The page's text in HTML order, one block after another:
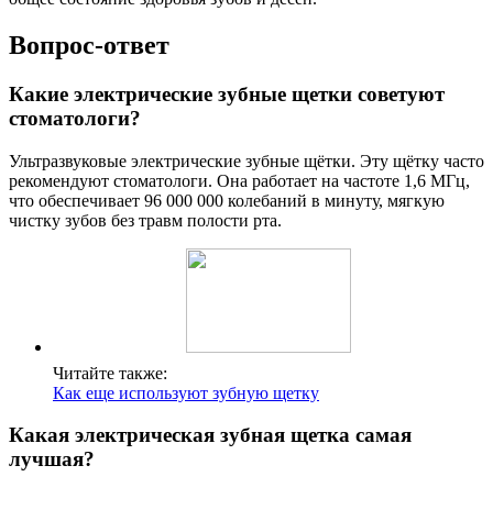
Вопрос-ответ
Какие электрические зубные щетки советуют
стоматологи?
Ультразвуковые электрические зубные щётки. Эту щётку часто
рекомендуют стоматологи. Она работает на частоте 1,6 МГц,
что обеспечивает 96 000 000 колебаний в минуту, мягкую
чистку зубов без травм полости рта.
Читайте также:
Как еще используют зубную щетку
Какая электрическая зубная щетка самая
лучшая?